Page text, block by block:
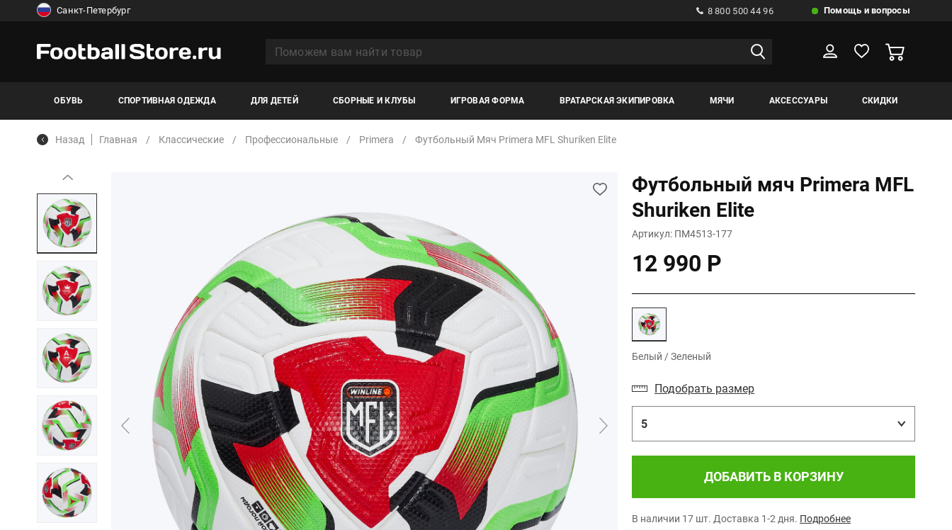
Санкт-Петербург 8 800 500 44 96 Помощь и вопросы
ОБУВЬ СПОРТИВНАЯ ОДЕЖДА ДЛЯ ДЕТЕЙ СБОРНЫЕ И КЛУБЫ ИГРОВАЯ ФОРМА ВРАТАРСКАЯ ЭКИПИРОВКА МЯЧИ АКСЕССУАРЫ СКИДКИ
Назад Главная Классические Профессиональные Primera Футбольный Мяч Primera MFL Shuriken Elite
Футбольный мяч Primera MFL
Shuriken Elite
Артикул: ПМ4513-177
12 990 Р
Белый / Зеленый
Подобрать размер
5
ДОБАВИТЬ В КОРЗИНУ
В наличии 17 шт. Доставка 1-2 дня. Подробнее